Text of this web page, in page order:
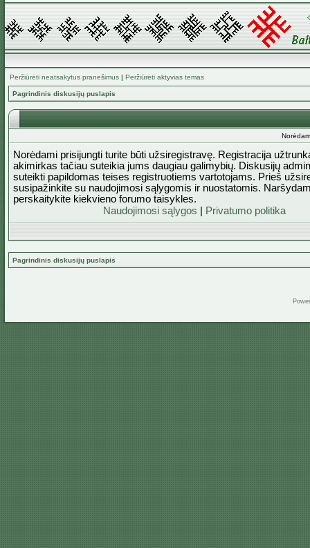
Peržiūrėti neatsakytus pranešimus | Peržiūrėti aktyvias temas
Pagrindinis diskusijų puslapis
Norėdami prisijungti turite būti užsiregistravę. Registracija
akimirkas tačiau suteikia jums daugiau galimybių. Diskusijų
suteikti papildomas teises registruotiems vartotojams. Prieš
susipažinkite su naudojimosi sąlygomis ir nuostatomis.
perskaitykite kiekvieno forumo taisykles.
Naudojimosi sąlygos
Privatumo politika
Pagrindinis diskusijų puslapis